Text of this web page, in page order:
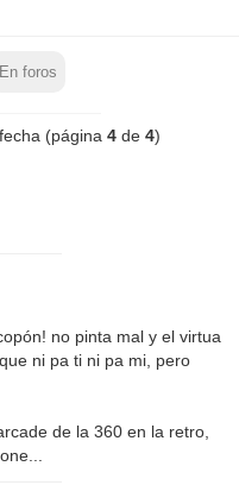
En foros
(página 4de 4)
no pinta mal y el virtua
ni pa ti ni pa mi, pero
de la 360 en la retro,